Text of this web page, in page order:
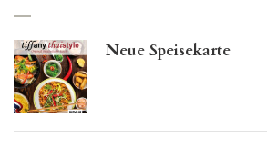
Neue Speisekarte